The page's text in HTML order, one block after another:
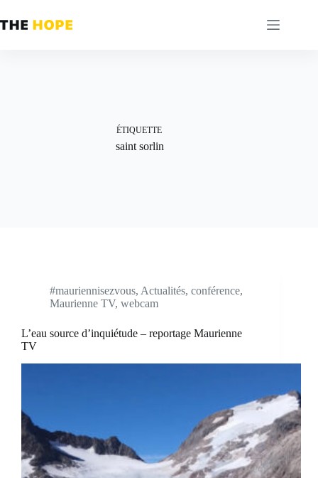
au
contenu
ÉTIQUETTE
saint sorlin
#mauriennisezvous, Actualités, conférence,
Maurienne TV, webcam
L’eau source d’inquiétude – reportage Maurienne
TV